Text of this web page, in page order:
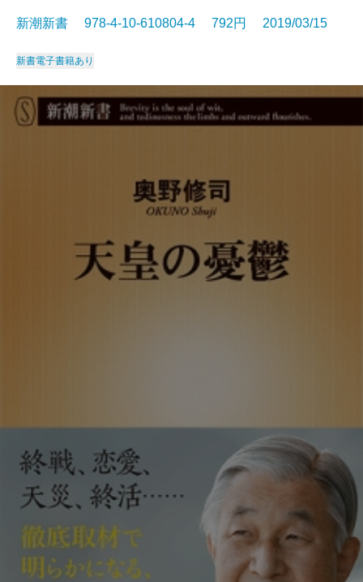
新潮新書 978-4-10-610804-4 792円 2019/03/15
新書電子書籍あり